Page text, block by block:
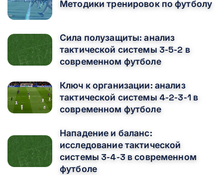
Методики тренировок по футболу
Сила полузащиты: анализ
тактической системы 3-5-2 в
современном футболе
Ключ к организации: анализ
тактической системы 4-2-3-1 в
современном футболе
Нападение и баланс:
исследование тактической
системы 3-4-3 в современном
футболе